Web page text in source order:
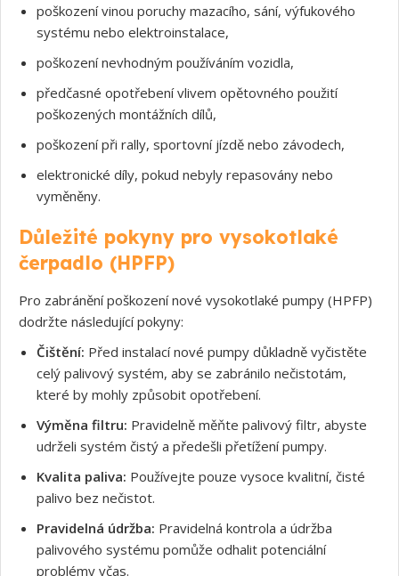
poškození vinou poruchy mazacího, sání, výfukového
systému nebo elektroinstalace,
poškození nevhodným používáním vozidla,
předčasné opotřebení vlivem opětovného použití
poškozených montážních dílů,
poškození při rally, sportovní jízdě nebo závodech,
elektronické díly, pokud nebyly repasovány nebo
vyměněny.
Důležité pokyny pro vysokotlaké
čerpadlo (HPFP)
Pro zabránění poškození nové vysokotlaké pumpy (HPFP)
dodržte následující pokyny:
Čištění: Před instalací nové pumpy důkladně vyčistěte
celý palivový systém, aby se zabránilo nečistotám,
které by mohly způsobit opotřebení.
Výměna filtru: Pravidelně měňte palivový filtr, abyste
udrželi systém čistý a předešli přetížení pumpy.
Kvalita paliva: Používejte pouze vysoce kvalitní, čisté
palivo bez nečistot.
Pravidelná údržba: Pravidelná kontrola a údržba
palivového systému pomůže odhalit potenciální
problémy včas.